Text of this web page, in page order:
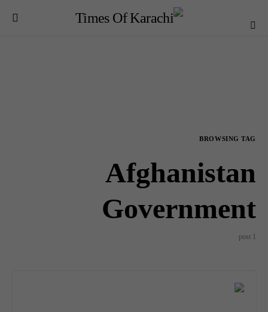
BROWSING TAG
Afghanistan
Government
1 post